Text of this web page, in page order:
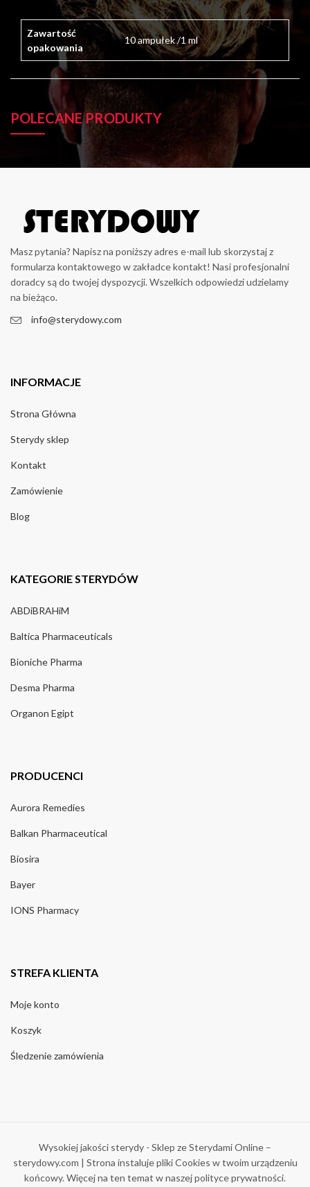
Zawartość
opakowania
10 ampułek /1 ml
POLECANE PRODUKTY
Masz pytania? Napisz na poniższy adres e-mail lub skorzystaj z
formularza kontaktowego w zakładce kontakt! Nasi profesjonalni
doradcy są do twojej dyspozycji. Wszelkich odpowiedzi udzielamy
na bieżąco.
info@sterydowy.com
INFORMACJE
Strona Główna
Sterydy sklep
Kontakt
Zamówienie
Blog
KATEGORIE STERYDÓW
ABDiBRAHiM
Baltica Pharmaceuticals
Bioniche Pharma
Desma Pharma
Organon Egipt
PRODUCENCI
Aurora Remedies
Balkan Pharmaceutical
Biosira
Bayer
IONS Pharmacy
STREFA KLIENTA
Moje konto
Koszyk
Śledzenie zamówienia
Wysokiej jakości sterydy - Sklep ze Sterydami Online –
sterydowy.com | Strona instaluje pliki Cookies w twoim urządzeniu
końcowy. Więcej na ten temat w naszej polityce prywatności.